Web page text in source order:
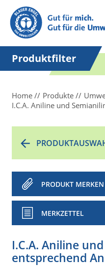
Suchbegriff in
Anführungszeichen
setzen.
Produktfilter
Home Produkte
I.C.A. Aniline und
PRODUKT MERKEN
MERKZETTEL
I.C.A. Aniline
entsprechend